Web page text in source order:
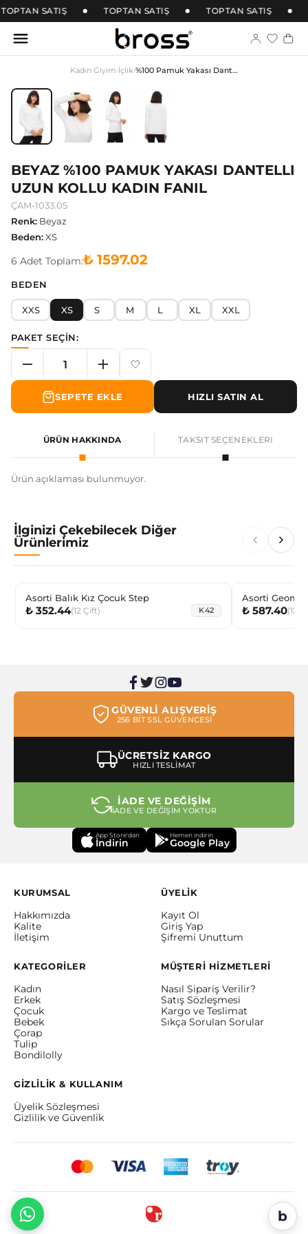
SATIŞ TOPTAN SATIŞ TOPTAN SATIŞ
Kadın Giyim›İçlik› %100 Pamuk Yakası Dantelli Uzun Kollu Kadın Fanil
BEYAZ %100 PAMUK YAKASI DANTELLI
UZUN KOLLU KADIN FANIL
ÇAM-1033.05
Renk: Beyaz
Beden:XS
6 Adet Toplam:₺ 1597.02
BEDEN
XXS XS S M L XL XXL
PAKET SEÇİN:
SEPETE EKLE HIZLI SATIN AL
ÜRÜN HAKKINDA TAKSIT SEÇENEKLERI
Ürün açıklaması bulunmuyor.
İlginizi Çekebilecek Diğer
Ürünlerimiz
Asorti Balık Kız Çocuk Step
₺ 352.44(12 Çift) K42
Asorti
Çorap
₺ 587.40(12
GÜVENLİ ALIŞVERİŞ
256 BİT SSL GÜVENCESİ
ÜCRETSİZ KARGO
HIZLI TESLİMAT
İADE VE DEĞİŞİM
İADE VE DEĞİŞİM YOKTUR
App Store'dan
İndirin
Hemen indirin
Google Play
KURUMSAL
Hakkımızda
Kalite
İletişim
ÜYELİK
Kayıt Ol
Giriş Yap
Şifremi Unuttum
KATEGORİLER
Kadın
Erkek
Çocuk
Bebek
Çorap
Tulip
Bondilolly
MÜŞTERİ HİZMETLERİ
Nasıl Sipariş Verilir?
Satış Sözleşmesi
Kargo ve Teslimat
Sıkça Sorulan Sorular
GİZLİLİK & KULLANIM
Üyelik Sözleşmesi
Gizlilik ve Güvenlik
b